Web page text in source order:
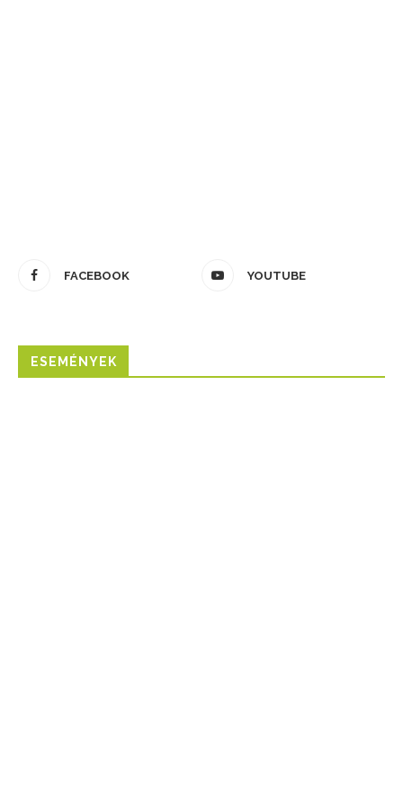
FACEBOOK YOUTUBE
ESEMÉNYEK